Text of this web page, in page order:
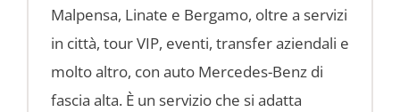
Malpensa, Linate e Bergamo, oltre a servizi
in città, tour VIP, eventi, transfer aziendali e
molto altro, con auto Mercedes-Benz di
fascia alta. È un servizio che si adatta